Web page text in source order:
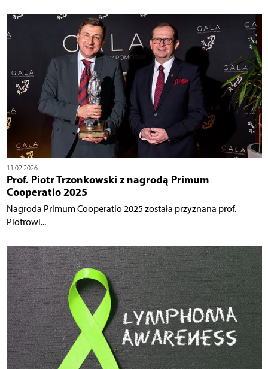
11.02.2026
Prof. Piotr Trzonkowski z nagrodą Primum
Cooperatio 2025
Nagroda Primum Cooperatio 2025 została przyznana prof.
Piotrowi...